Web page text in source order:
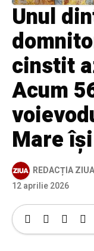
Unul
cinstit
Acum
Mare
REDACȚIA ZIUA
12 aprilie 2026